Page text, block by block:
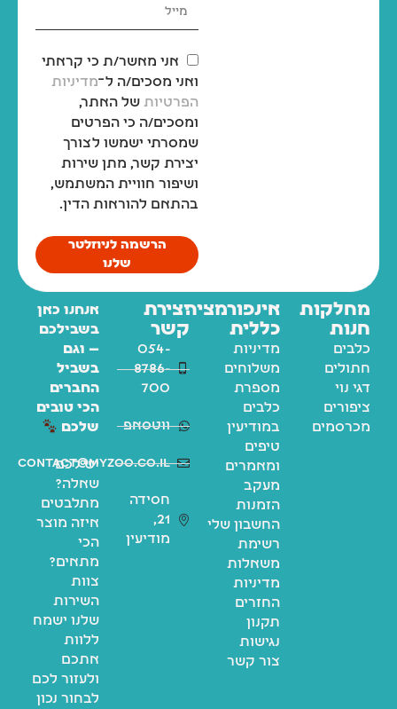
אני מאשר/ת כי קראתי
ואני מסכים/ה ל־מדיניות
הפרטיות של האתר,
ומסכים/ה כי הפרטים
שמסרתי ישמשו לצורך
יצירת קשר, מתן שירות
ושיפור חוויית המשתמש,
בהתאם להוראות הדין.
הרשמה לניוזלטר
שלנו
מחלקות
חנות
כלבים
חתולים
דגי נוי
ציפורים
מכרסמים
אינפורמציה
כללית
מדיניות
משלוחים
מספרת
כלבים
במודיעין
טיפים
ומאמרים
מעקב
הזמנות
החשבון שלי
רשימת
משאלות
מדיניות
החזרים
תקנון
נגישות
צור קשר
יצירת
קשר
054-
8786-
700
ווטסאפ
contact@myzoo.co.il
חסידה
21,
מודיעין
אנחנו כאן
בשבילכם
— וגם
בשביל
החברים
הכי טובים
שלכם
יש לכם
שאלה?
מתלבטים
איזה מוצר
הכי
מתאים?
צוות
השירות
שלנו ישמח
ללוות
אתכם
ולעזור לכם
לבחור נכון